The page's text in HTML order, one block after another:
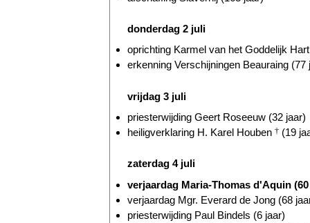
donderdag 2 juli
oprichting Karmel van het Goddelijk
erkenning Verschijningen Beauraing (77
vrijdag 3 juli
priesterwijding Geert Roseeuw (32 jaar)
heiligverklaring H. Karel Houben † (19
zaterdag 4 juli
verjaardag Maria-Thomas d'Aquin
verjaardag Mgr. Everard de Jong (68
priesterwijding Paul Bindels (6 jaar)